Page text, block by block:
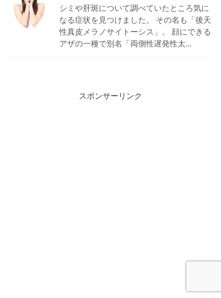
シミや肝斑について調べていたところ気に
なる症状を見つけました。 その名も「後天
性真皮メラノサイトーシス」。 顔にできる
アザの一種で別名「両側性遅発性太...
スポンサーリンク